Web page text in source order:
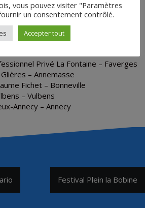
– Saint-Ismier
– Albertville
– Cognin
André – Megève
Privé La Fontaine – Faverges
– Annemasse
Fichet – Bonneville
– Vulbens
Annecy – Annecy
Festival Plein la Bobine
vous pouvez visiter "Paramètres
un consentement contrôlé.
Accepter tout